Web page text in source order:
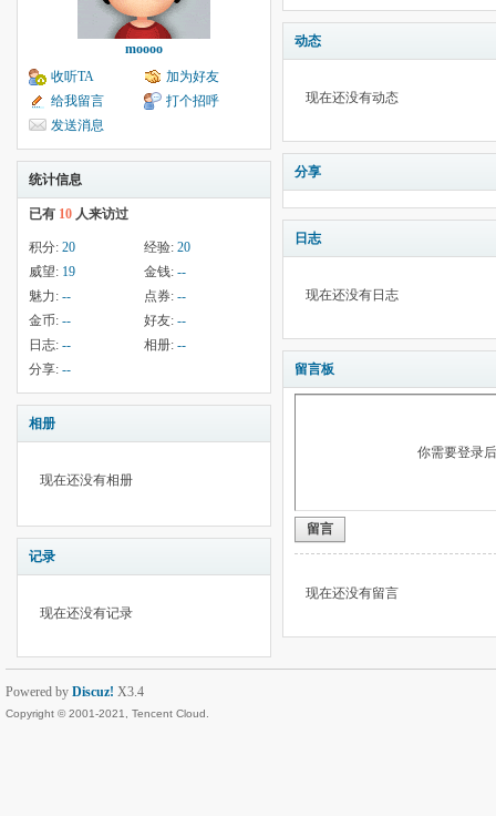
moooo
收听TA
加为好友
给我留言
打个招呼
发送消息
统计信息
已有 10 人来访过
积分: 20 经验: 20
威望: 19 金钱: --
魅力: -- 点券: --
金币: -- 好友: --
日志: -- 相册: --
分享: --
相册
现在还没有相册
记录
现在还没有记录
动态
现在还没有动态
分享
日志
现在还没有日志
留言板
你需要登录
留言
现在还没有留言
Powered by Discuz! X3.4
Copyright © 2001-2021, Tencent Cloud.